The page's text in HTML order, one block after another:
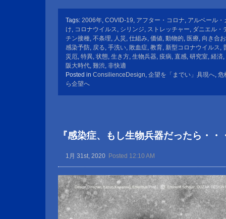
Tags: 2006年, COVID-19, アフター・コロナ, アルベール・
け, コロナウイルス, シリンジ, ストレッチャー, ダニエル・
チン接種, 不条理, 人災 , 仕組み, 価値, 動物的, 医療, 向き合
感染予防, 戻る, 手洗い, 敗血症, 教育, 新型コロナウイルス,
災厄, 特異, 状態, 生き方, 生物兵器, 疫病, 直感, 研究室, 経済,
阪大時代, 難渋, 非快適
Posted in ConsilienceDesign, 企望を「までい」具現へ, 危
ら企望へ
『感染症、もし生物兵器だったら・・
1月 31st, 2020 Posted 12:10 AM